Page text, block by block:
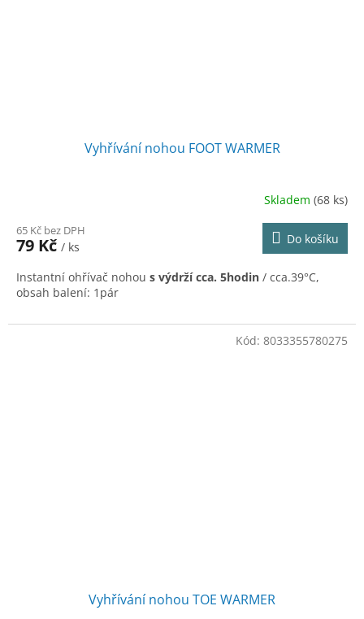
Vyhřívání nohou FOOT WARMER
Skladem (68 ks)
65 Kč bez DPH
79 Kč / ks
Do košíku
Instantní ohřívač nohou s výdrží cca. 5hodin / cca.39°C,
obsah balení: 1pár
Vyhřívání nohou TOE WARMER
Kód: 8033355780275